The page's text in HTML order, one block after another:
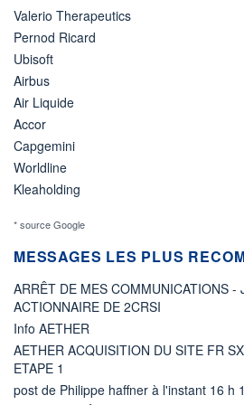
Valerio Therapeutics
Pernod Ricard
Ubisoft
Airbus
Air Liquide
Accor
Capgemini
Worldline
Kleaholding
* source Google
MESSAGES LES PLUS
ARRÊT DE MES COMMUNICATIONS -
ACTIONNAIRE DE 2CRSI
Info AETHER
AETHER ACQUISITION DU SITE FR
ETAPE 1
post de Philippe haffner à l'instant 16 h